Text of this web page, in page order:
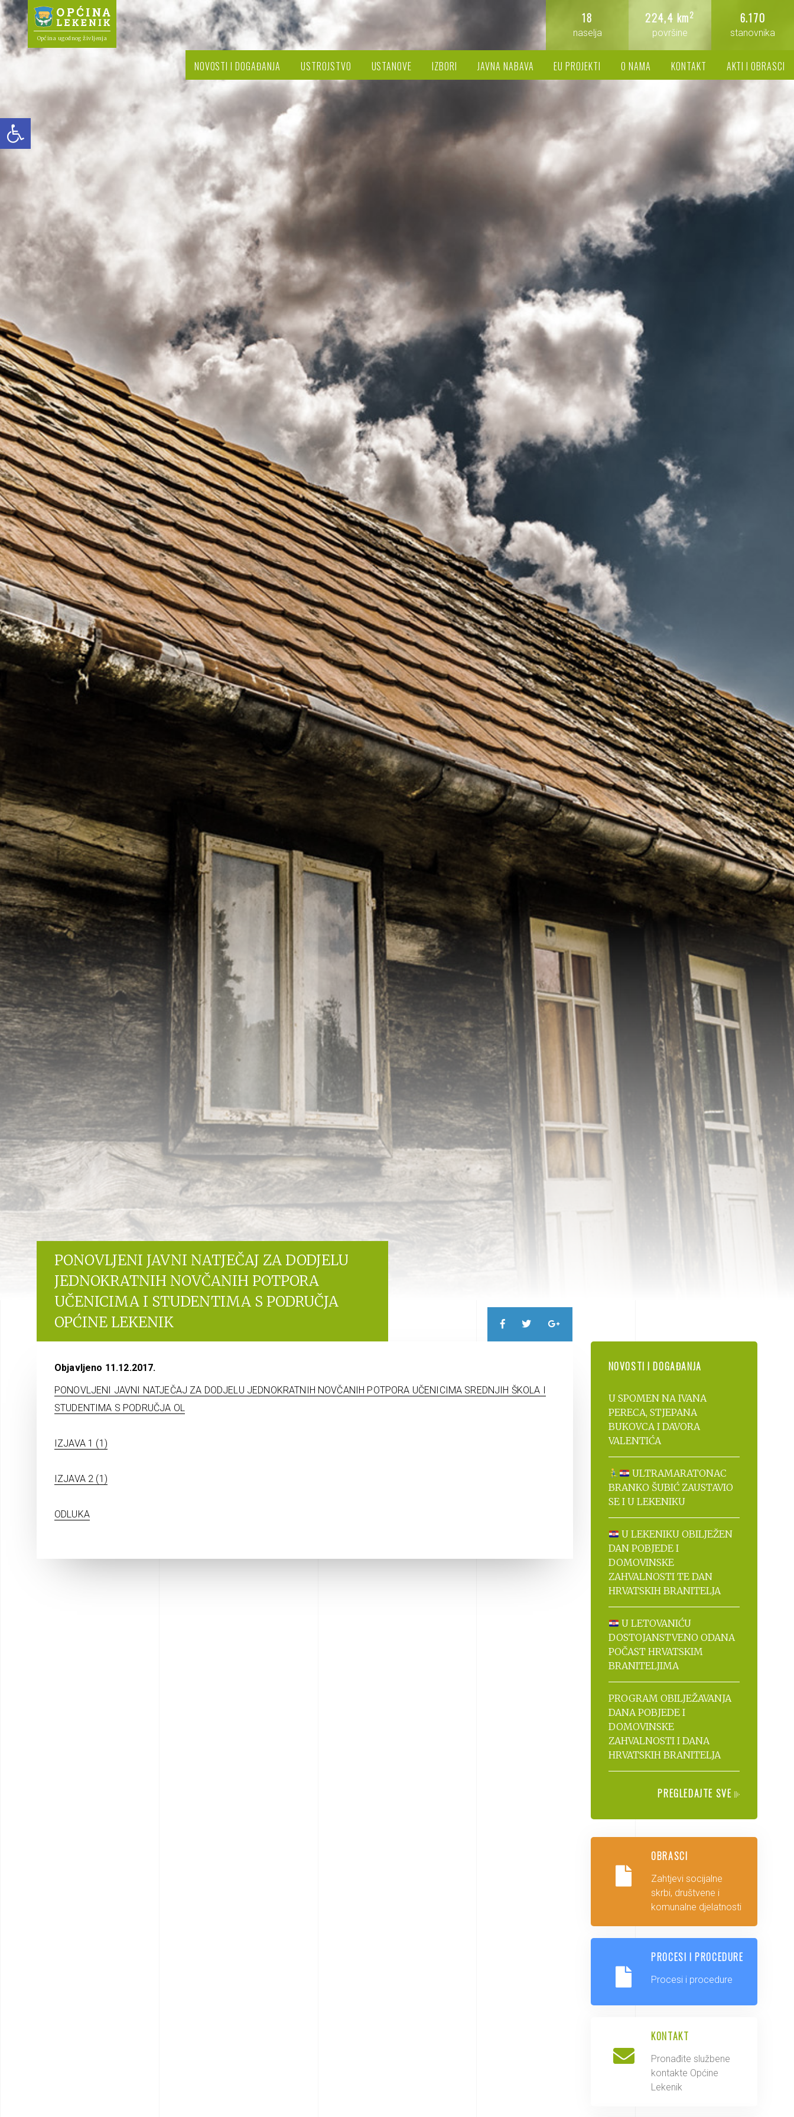
Open toolbar
Općina ugodnog življenja
6.170
stanovnika
224,4 km2
površine
18
naselja
NOVOSTI I DOGAĐANJA USTROJSTVO USTANOVE IZBORI JAVNA NABAVA EU PROJEKTI O NAMA KONTAKT AKTI I OBRASCI
PONOVLJENI JAVNI NATJEČAJ ZA DODJELU
JEDNOKRATNIH NOVČANIH POTPORA
UČENICIMA I STUDENTIMA S PODRUČJA
OPĆINE LEKENIK
Objavljeno 11.12.2017.
PONOVLJENI JAVNI NATJEČAJ ZA DODJELU JEDNOKRATNIH NOVČANIH POTPORA UČENICIMA SREDNJIH ŠKOLA I
STUDENTIMA S PODRUČJA OL
IZJAVA 1 (1)
IZJAVA 2 (1)
ODLUKA
NOVOSTI I DOGAĐANJA
U SPOMEN NA IVANA
PERECA, STJEPANA
BUKOVCA I DAVORA
VALENTIĆA
ULTRAMARATONAC
BRANKO ŠUBIĆ ZAUSTAVIO
SE I U LEKENIKU
U LEKENIKU OBILJEŽEN
DAN POBJEDE I
DOMOVINSKE
ZAHVALNOSTI TE DAN
HRVATSKIH BRANITELJA
U LETOVANIĆU
DOSTOJANSTVENO ODANA
POČAST HRVATSKIM
BRANITELJIMA
PROGRAM OBILJEŽAVANJA
DANA POBJEDE I
DOMOVINSKE
ZAHVALNOSTI I DANA
HRVATSKIH BRANITELJA
PREGLEDAJTE SVE
OBRASCI
Zahtjevi socijalne
skrbi, društvene i
komunalne djelatnosti
PROCESI I PROCEDURE
Procesi i procedure
KONTAKT
Pronađite službene
kontakte Općine
Lekenik